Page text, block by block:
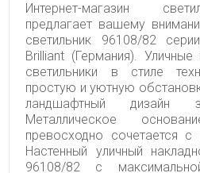
Интернет-магазин
предлагает вашему
светильник 96108/82
Brilliant (Германия).
светильники в стиле
простую и уютную
ландшафтный дизайн
Металлическое
превосходно сочетается
Настенный уличный
96108/82 с